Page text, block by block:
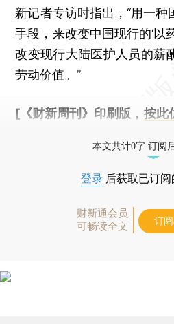
新记者专访时指出，“用一
手段，来改变中国现行的‘以
改变现行大陆医护人员的薪
劳动价值。”
[《财新周刊》印刷版， 按此
本文共计0字 订阅
登录 后获取已订
财新通会员
可畅读全文
订